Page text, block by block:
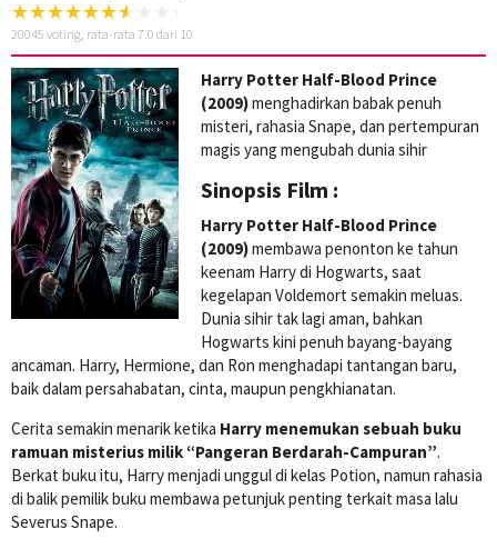
20045 voting, rata-rata 7.0 dari 10
Harry Potter Half-Blood Prince
(2009)menghadirkan babak penuh
misteri, rahasia Snape, dan pertempuran
magis yang mengubah dunia sihir
Sinopsis Film :
Harry Potter Half-Blood Prince
(2009)membawa penonton ke tahun
keenam Harry di Hogwarts, saat
kegelapan Voldemort semakin meluas.
Dunia sihir tak lagi aman, bahkan
Hogwarts kini penuh bayang-bayang
ancaman. Harry, Hermione, dan Ron menghadapi tantangan baru,
baik dalam persahabatan, cinta, maupun pengkhianatan.
Cerita semakin menarik ketika Harry menemukan sebuah buku
ramuan misterius milik “Pangeran Berdarah-Campuran”.
Berkat buku itu, Harry menjadi unggul di kelas Potion, namun rahasia
di balik pemilik buku membawa petunjuk penting terkait masa lalu
Severus Snape.